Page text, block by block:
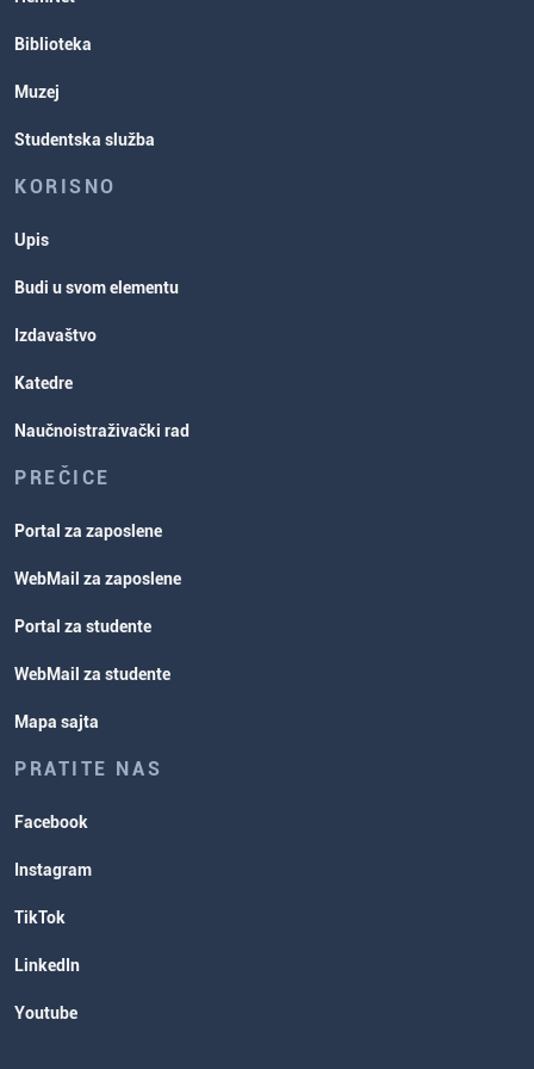
Biblioteka
Muzej
Studentska služba
KORISNO
Upis
Budi u svom elementu
Izdavaštvo
Katedre
Naučnoistraživački rad
PREČICE
Portal za zaposlene
WebMail za zaposlene
Portal za studente
WebMail za studente
Mapa sajta
PRATITE NAS
Facebook
Instagram
TikTok
LinkedIn
Youtube